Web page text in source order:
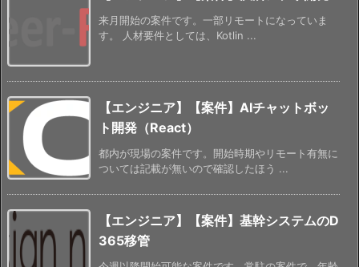
来月開始の案件です。一部リモートになっていま
す。 人材要件としては、Kotlin ...
【エンジニア】【案件】AIチャットボッ
ト開発（React）
都内が現場の案件です。開始時期やリモート有無に
ついては記載が無いので確認したほう ...
【エンジニア】【案件】基幹システムのD
365移管